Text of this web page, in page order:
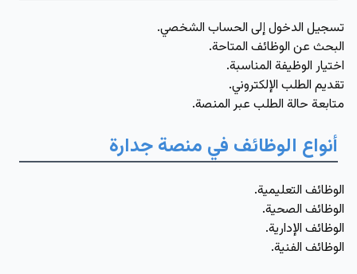
تسجيل الدخول إلى الحساب الشخصي.
البحث عن الوظائف المتاحة.
اختيار الوظيفة المناسبة.
تقديم الطلب الإلكتروني.
متابعة حالة الطلب عبر المنصة.
أنواع الوظائف في منصة جدارة
الوظائف التعليمية.
الوظائف الصحية.
الوظائف الإدارية.
الوظائف الفنية.